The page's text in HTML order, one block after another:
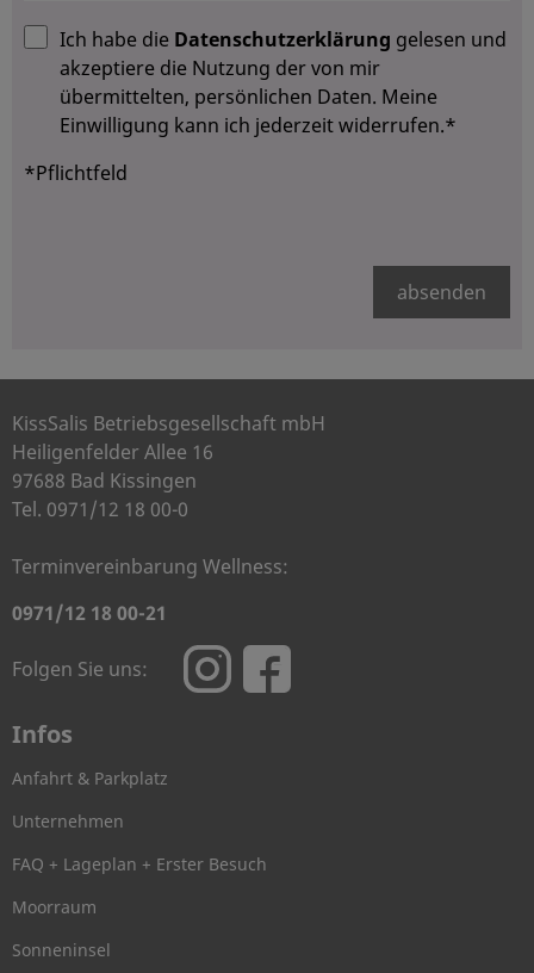
Ich habe die Datenschutzerklärung gelesen und
akzeptiere die Nutzung der von mir
übermittelten, persönlichen Daten. Meine
Einwilligung kann ich jederzeit widerrufen.*
*Pflichtfeld
absenden
KissSalis Betriebsgesellschaft mbH
Heiligenfelder Allee 16
97688 Bad Kissingen
Tel. 0971/12 18 00-0
Terminvereinbarung Wellness:
0971/12 18 00-21
Folgen Sie uns:
Infos
Anfahrt & Parkplatz
Unternehmen
FAQ + Lageplan + Erster Besuch
Moorraum
Sonneninsel